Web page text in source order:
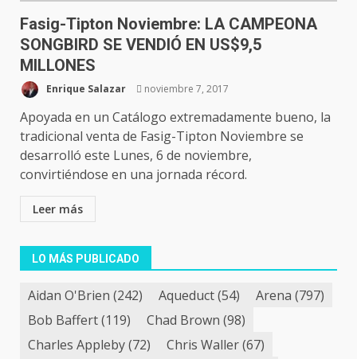
Fasig-Tipton Noviembre: LA CAMPEONA
SONGBIRD SE VENDIÓ EN US$9,5
MILLONES
Enrique Salazar noviembre 7, 2017
Apoyada en un Catálogo extremadamente bueno, la
tradicional venta de Fasig-Tipton Noviembre se
desarrolló este Lunes, 6 de noviembre,
convirtiéndose en una jornada récord.
Leer más
LO MÁS PUBLICADO
Aidan O'Brien (242) Aqueduct(54) Arena (797)
Bob Baffert(119) Chad Brown (98)
Charles Appleby(72) Chris Waller(67)